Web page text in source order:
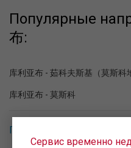
Популярные
布:
库利亚布 - 茹科夫斯基（莫斯科
库利亚布 - 莫斯科
Популярные направления
Сервис временно